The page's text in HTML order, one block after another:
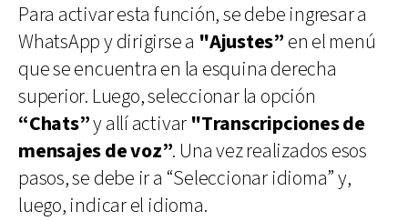
Para activar esta función, se debe ingresar a
WhatsApp y dirigirse a "Ajustes” en el menú
que se encuentra en la esquina derecha
superior. Luego, seleccionar la opción
“Chats”y allí activar "Transcripciones de
mensajes de voz”. Una vez realizados esos
pasos, se debe ir a “Seleccionar idioma” y,
luego, indicar el idioma.